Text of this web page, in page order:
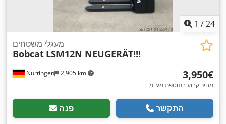
1 /24
Nürtingen 2,905 km
מעגלי משטחים
Bobcat LSM12N NEUGERÄT!!!
‏3,950 ‏€
מחיר קבוע בתוספת מע"מ
פנה התקשר